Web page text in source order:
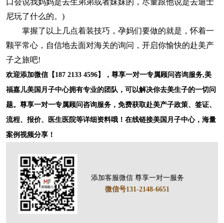
口会说我妈妈是去生弟弟或者妹妹的，尽量跟他说是去迪士
尼玩了什么的。)
掌握了以上几点着装技巧，孕妈们要做的就是，怀着一
颗平常心，自信地去面对海关的询问，开启你愉快的赴美产
子之旅吧!
欢迎添加微信【187 2133 4596】，尊享一对一专属顾问咨询服务,美
福嘉儿美国月子中心拥有专业的团队，可以解决你去美生子的一切问
题。尊享一对一专属顾问咨询服务，免费获取赴美产子政策、签证、
流程、报价、医生医院等详细资料哦！在线链接美国月子中心，海量
案例视频分享！
添加客服微信 尊享一对一服务
微信号131-2148-6651